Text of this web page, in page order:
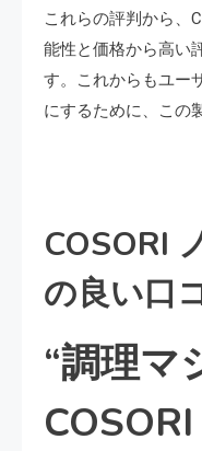
これらの評判から、
能性と価格から高い
す。これからもユー
にするために、この
COSORI
の良い口
“調理マ